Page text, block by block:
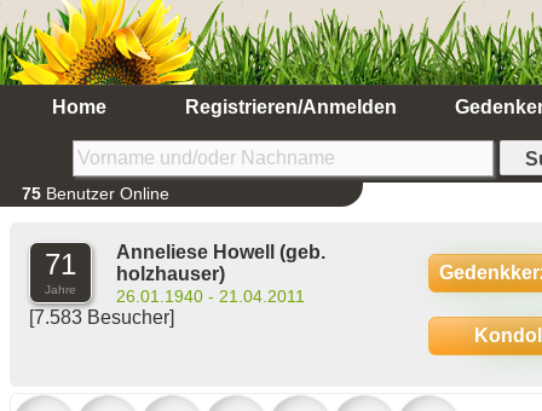
Home Registrieren/Anmelden
75 Benutzer Online
71
Jahre
Anneliese Howell (geb.
holzhauser)
26.01.1940 - 21.04.2011
[7.583 Besucher]